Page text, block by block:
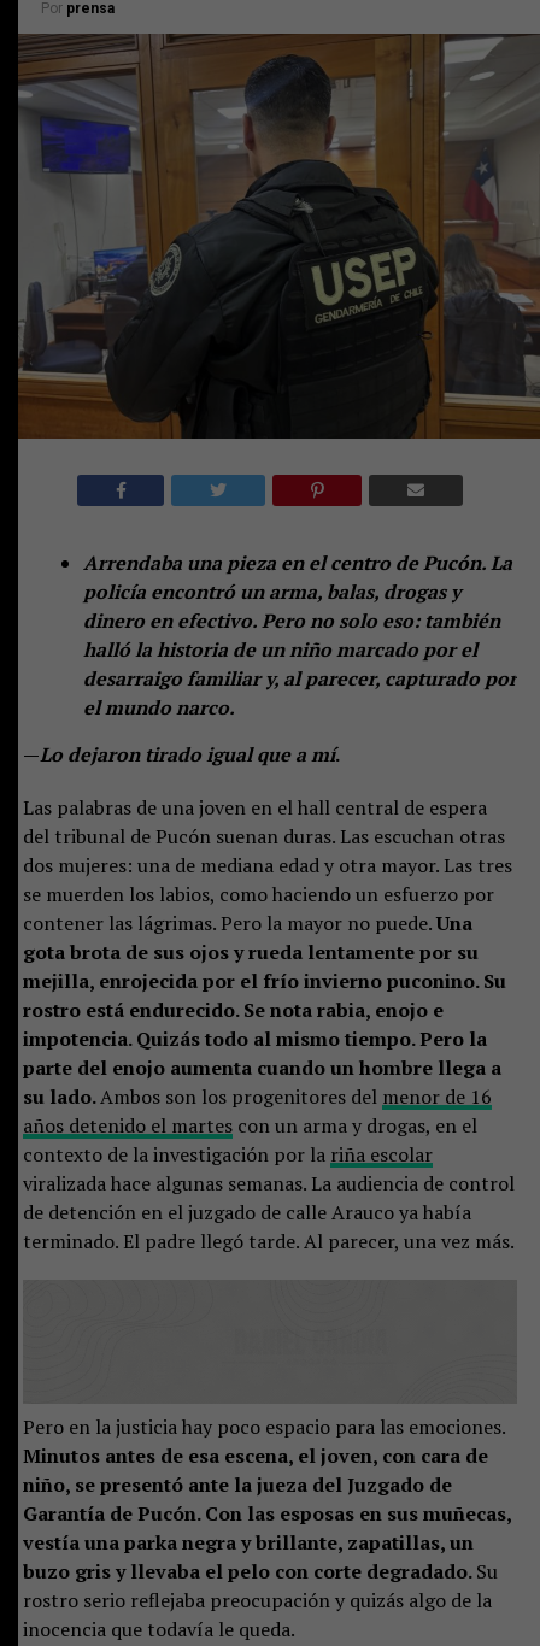
Por prensa
Arrendaba una pieza en el centro de Pucón. La
policía encontró un arma, balas, drogas y
dinero en efectivo. Pero no solo eso: también
halló la historia de un niño marcado por el
desarraigo familiar y, al parecer, capturado por
el mundo narco.
—Lo dejaron tirado igual que a mí.
Las palabras de una joven en el hall central de espera
del tribunal de Pucón suenan duras. Las escuchan otras
dos mujeres: una de mediana edad y otra mayor. Las tres
se muerden los labios, como haciendo un esfuerzo por
contener las lágrimas. Pero la mayor no puede.Una
gota brota de sus ojos y rueda lentamente por su
mejilla, enrojecida por el frío invierno puconino. Su
rostro está endurecido. Se nota rabia, enojo e
impotencia. Quizás todo al mismo tiempo. Pero la
parte del enojo aumenta cuando un hombre llega a
su lado.Ambos son los progenitores del menor de 16
años detenido el martescon un arma y drogas, en el
contexto de la investigación por la riña escolar
viralizada hace algunas semanas. La audiencia de control
de detención en el juzgado de calle Arauco ya había
terminado. El padre llegó tarde. Al parecer, una vez más.
Pero en la justicia hay poco espacio para las emociones.
Minutos antes de esa escena, el joven, con cara de
niño, se presentó ante la jueza del Juzgado de
Garantía de Pucón. Con las esposas en sus muñecas,
vestía una parka negra y brillante, zapatillas, un
buzo gris y llevaba el pelo con corte degradado.Su
rostro serio reflejaba preocupación y quizás algo de la
inocencia que todavía le queda.